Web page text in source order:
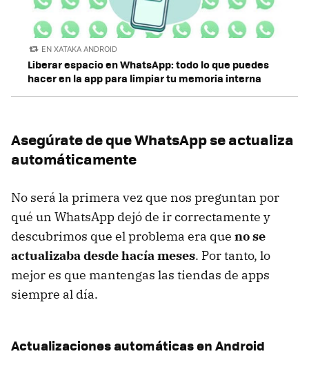
EN XATAKA ANDROID
Liberar espacio en WhatsApp: todo lo que puedes
hacer en la app para limpiar tu memoria interna
Asegúrate de que WhatsApp se actualiza
automáticamente
No será la primera vez que nos preguntan por
qué un WhatsApp dejó de ir correctamente y
descubrimos que el problema era que no se
actualizaba desde hacía meses. Por tanto, lo
mejor es que mantengas las tiendas de apps
siempre al día.
Actualizaciones automáticas en Android